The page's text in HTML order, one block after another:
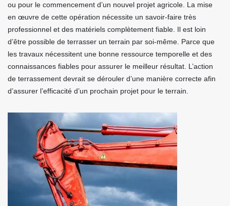
ou pour le commencement d’un nouvel projet agricole. La mise
en œuvre de cette opération nécessite un savoir-faire très
professionnel et des matériels complètement fiable. Il est loin
d’être possible de terrasser un terrain par soi-même. Parce que
les travaux nécessitent une bonne ressource temporelle et des
connaissances fiables pour assurer le meilleur résultat. L’action
de terrassement devrait se dérouler d’une manière correcte afin
d’assurer l’efficacité d’un prochain projet pour le terrain.